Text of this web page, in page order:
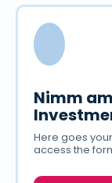
Nimm
Here goes
access the